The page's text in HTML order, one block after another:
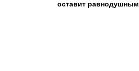
оставит равнодушным